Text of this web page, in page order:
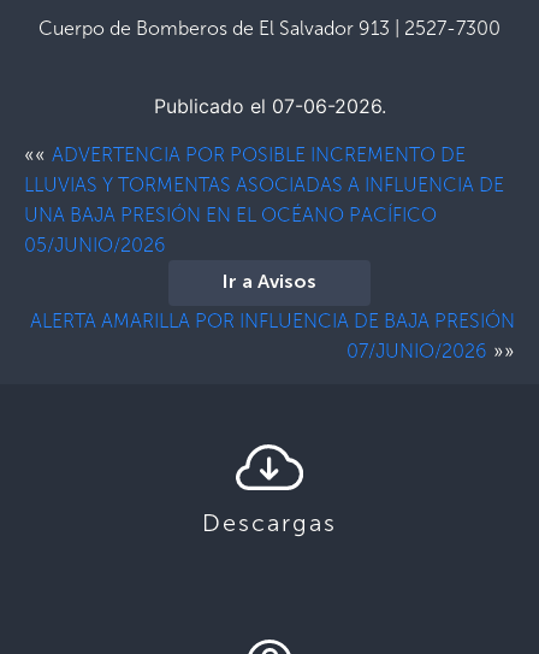
Cuerpo de Bomberos de El Salvador 913 | 2527-7300
Publicado el 07-06-2026.
«« ADVERTENCIA POR POSIBLE INCREMENTO DE
LLUVIAS Y TORMENTAS ASOCIADAS A INFLUENCIA DE
UNA BAJA PRESIÓN EN EL OCÉANO PACÍFICO
05/JUNIO/2026
Ir a Avisos
ALERTA AMARILLA POR INFLUENCIA DE BAJA PRESIÓN
07/JUNIO/2026 »»
Descargas